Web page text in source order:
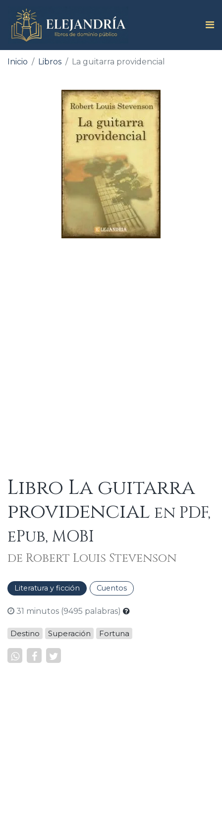
Inicio Libros La guitarra providencial
Libro La guitarra
providencial en PDF,
ePub, MOBI
de Robert Louis Stevenson
Literatura y ficción Cuentos
31 minutos (9495 palabras)
Destino Superación Fortuna